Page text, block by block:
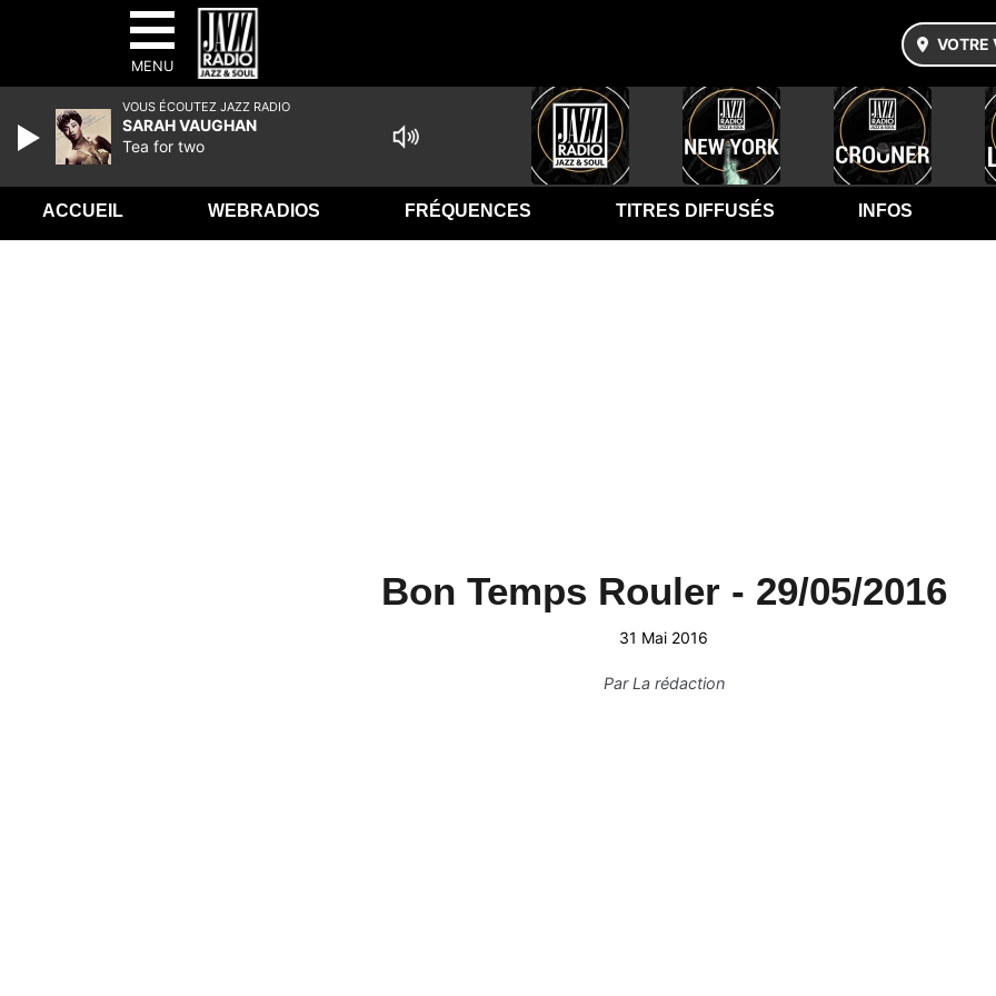
MENU
VOTRE
ACCUEIL WEBRADIOS FRÉQUENCES TITRES DIFFUSÉS INFOS
Bon Temps Rouler - 29/05/2016
31 Mai 2016
ParLa rédaction
VOUS ÉCOUTEZ JAZZ RADIO
SARAH VAUGHAN
Tea for two